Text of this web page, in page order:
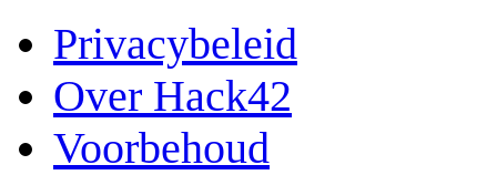
Privacybeleid
Over Hack42
Voorbehoud